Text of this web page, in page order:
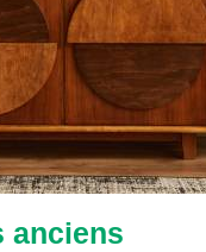
anciens